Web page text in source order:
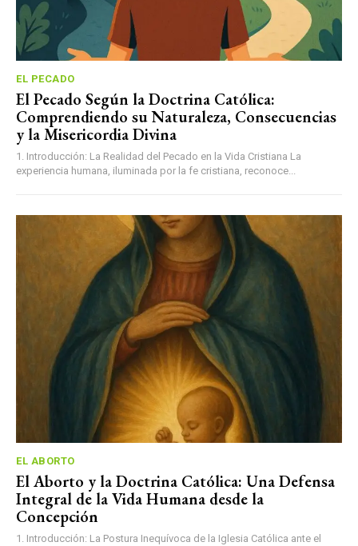
EL PECADO
El Pecado Según la Doctrina Católica:
Comprendiendo su Naturaleza, Consecuencias
y la Misericordia Divina
1. Introducción: La Realidad del Pecado en la Vida Cristiana La
experiencia humana, iluminada por la fe cristiana, reconoce...
EL ABORTO
El Aborto y la Doctrina Católica: Una Defensa
Integral de la Vida Humana desde la
Concepción
1. Introducción: La Postura Inequívoca de la Iglesia Católica ante el